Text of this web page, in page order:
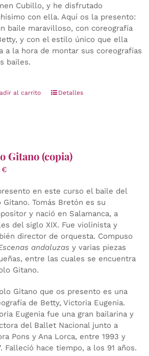
Cubillo, y he disfrutado
con ella. Aquí os la presento:
baile maravilloso, con coreografía
y con el estilo único que ella
a la hora de montar sus coreografías
bailes.
al carrito Detalles
Gitano (copia)
€
en este curso el baile del
Gitano. Tomás Bretón es su
y nació en Salamanca, a
del siglo XIX. Fue violinista y
director de orquesta. Compuso
andaluzas y varias piezas
entre las cuales se encuentra
Gitano.
Gitano que os presento es una
de Betty, Victoria Eugenia.
Eugenia fue una gran bailarina y
del Ballet Nacional junto a
Pons y Ana Lorca, entre 1993 y
Falleció hace tiempo, a los 91 años.